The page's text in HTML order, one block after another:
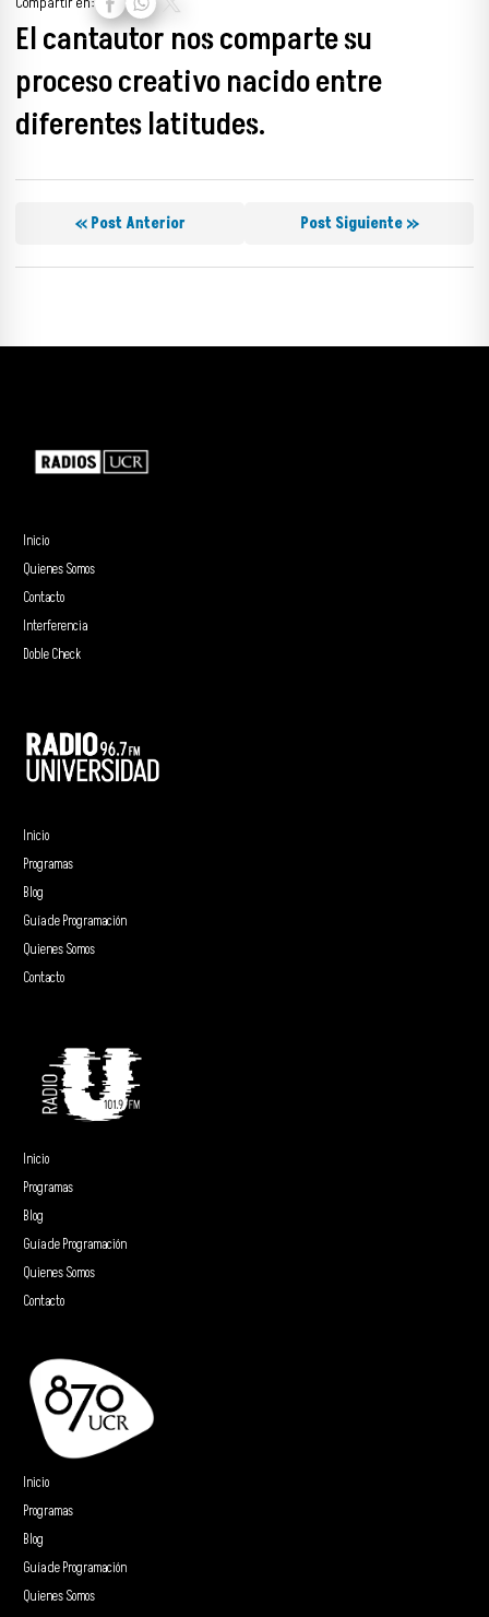
El cantautor nos comparte su
proceso creativo nacido entre
diferentes latitudes.
« Post Anterior Post Siguiente »
Inicio
Quienes Somos
Contacto
Interferencia
Doble Check
Inicio
Programas
Blog
Guía de Programación
Quienes Somos
Contacto
Inicio
Programas
Blog
Guía de Programación
Quienes Somos
Contacto
Inicio
Programas
Blog
Guía de Programación
Quienes Somos